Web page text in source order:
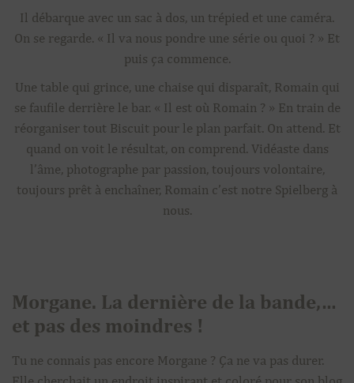
Il débarque avec un sac à dos, un trépied et une caméra.
On se regarde. « Il va nous pondre une série ou quoi ? » Et
puis ça commence.
Une table qui grince, une chaise qui disparaît, Romain qui
se faufile derrière le bar. « Il est où Romain ? » En train de
réorganiser tout Biscuit pour le plan parfait. On attend. Et
quand on voit le résultat, on comprend. Vidéaste dans
l’âme, photographe par passion, toujours volontaire,
toujours prêt à enchaîner, Romain c’est notre Spielberg à
nous.
Morgane. La dernière de la bande,…
et pas des moindres !
Tu ne connais pas encore Morgane ? Ça ne va pas durer.